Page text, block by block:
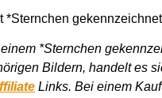
*Sternchen
*Sternchen
Bildern, handelt es
Links. Bei einem